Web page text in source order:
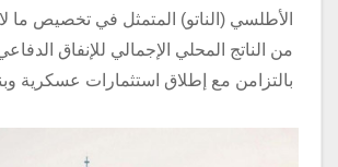
من الناتج المحلي الإجمالي للإنفاق
بالتزامن مع إطلاق استثمارات عسكرية